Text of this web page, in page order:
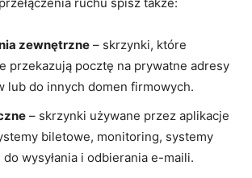
zewnętrzne – skrzynki, które
przekazują pocztę na prywatne adresy
lub do innych domen firmowych.
– skrzynki używane przez aplikacje
biletowe, monitoring, systemy
wysyłania i odbierania e-maili.